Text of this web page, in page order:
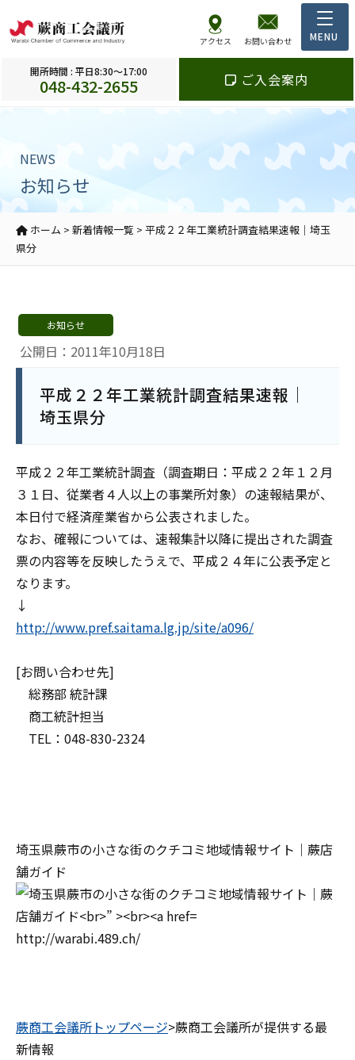
アクセス お問い合わせ
開所時間 : 平日8:30～17:00
048-432-2655 ご入会案内
NEWS
お知らせ
ホーム > 新着情報一覧 > 平成２２年工業統計調査結果速報｜埼玉
県分
公開日：2011年10月18日
お知らせ
平成２２年工業統計調査結果速報｜
埼玉県分
平成２２年工業統計調査（調査期日：平成２２年１２月
３１日、従業者４人以上の事業所対象）の速報結果が、
本日付で経済産業省から公表されました。
なお、確報については、速報集計以降に提出された調査
票の内容等を反映したうえで、平成２４年に公表予定と
なります。
↓
http://www.pref.saitama.lg.jp/site/a096/
[お問い合わせ先]
総務部 統計課
商工統計担当
TEL：048-830-2324
埼玉県蕨市の小さな街のクチコミ地域情報サイト｜蕨店
舗ガイド
http://warabi.489.ch/
蕨商工会議所トップページ>蕨商工会議所が提供する最
新情報